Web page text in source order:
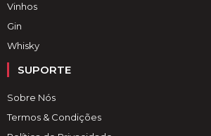
Vinhos
Gin
Whisky
SUPORTE
Sobre Nós
Termos & Condições